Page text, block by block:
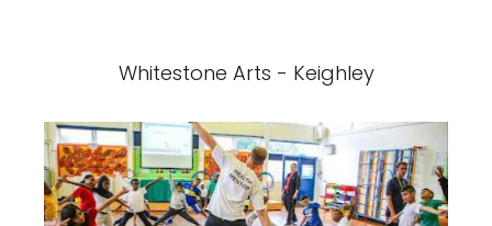
Whitestone Arts - Keighley